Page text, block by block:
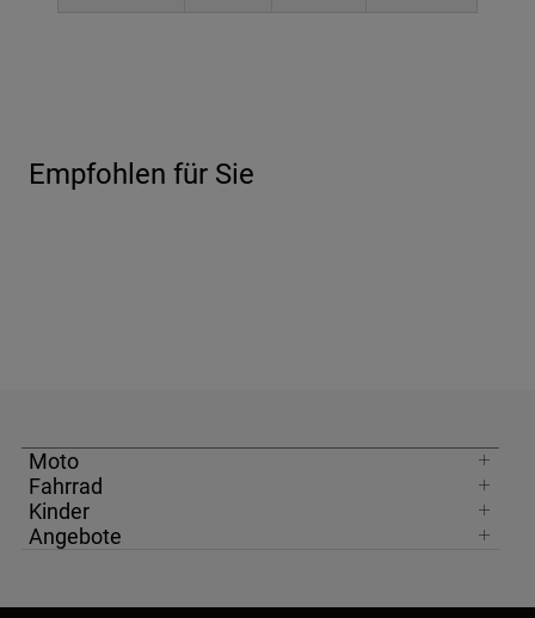
Empfohlen für Sie
Moto
Fahrrad
Kinder
Angebote